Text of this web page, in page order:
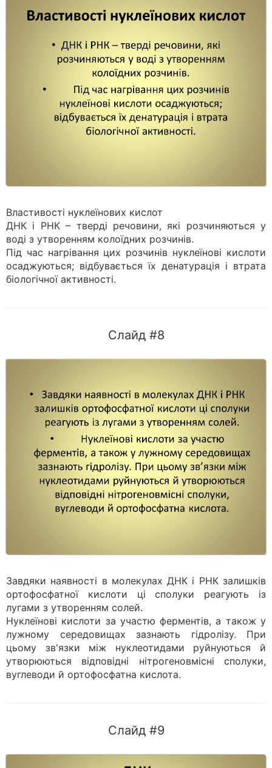
Властивості нуклеїнових кислот
ДНК і РНК – тверді речовини, які розчиняються у
воді з утворенням колоїдних розчинів.
Під час нагрівання цих розчинів нуклеїнові кислоти
осаджуються; відбувається їх денатурація і втрата
біологічної активності.
Слайд #8
Завдяки наявності в молекулах ДНК і РНК залишків
ортофосфатної кислоти ці сполуки реагують із
лугами з утворенням солей.
Нуклеїнові кислоти за участю ферментів, а також у
лужному середовищах зазнають гідролізу. При
цьому зв'язки між нуклеотидами руйнуються й
утворюються відповідні нітрогеновмісні сполуки,
вуглеводи й ортофосфатна кислота.
Слайд #9